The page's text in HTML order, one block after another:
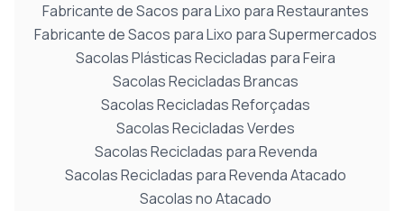
Fabricante de Sacos para Lixo para Restaurantes
Fabricante de Sacos para Lixo para Supermercados
Sacolas Plásticas Recicladas para Feira
Sacolas Recicladas Brancas
Sacolas Recicladas Reforçadas
Sacolas Recicladas Verdes
Sacolas Recicladas para Revenda
Sacolas Recicladas para Revenda Atacado
Sacolas no Atacado